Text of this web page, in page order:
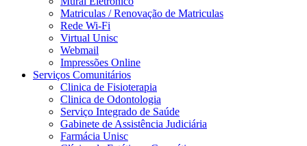
Matriculas / Renovação de Matriculas
Rede Wi-Fi
Virtual Unisc
Webmail
Impressões Online
Serviços Comunitários
Clinica de Fisioterapia
Clinica de Odontologia
Serviço Integrado de Saúde
Gabinete de Assistência Judiciária
Farmácia Unisc